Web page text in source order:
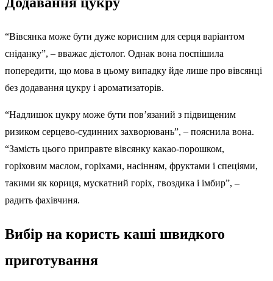
“Вівсянка може бути дуже корисним для серця варіантом
сніданку”, – вважає дієтолог. Однак вона поспішила
попередити, що мова в цьому випадку йде лише про вівсянці
без додавання цукру і ароматизаторів.
“Надлишок цукру може бути пов’язаний з підвищеним
ризиком серцево-судинних захворювань”, – пояснила вона.
“Замість цього приправте вівсянку какао-порошком,
горіховим маслом, горіхами, насінням, фруктами і спеціями,
такими як кориця, мускатний горіх, гвоздика і імбир”, –
радить фахівчиня.
Вибір на користь каші швидкого
приготування